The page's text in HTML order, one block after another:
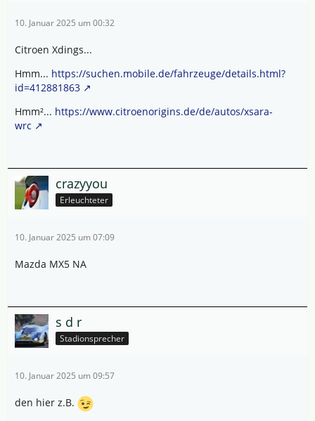
10. Januar 2025 um 00:32
Citroen Xdings...
Hmm... https://suchen.mobile.de/fahrzeuge/details.html?
id=412881863
Hmm²... https://www.citroenorigins.de/de/autos/xsara-
wrc
crazyyou
Erleuchteter
10. Januar 2025 um 07:09
Mazda MX5 NA
s d r
Stadionsprecher
10. Januar 2025 um 09:57
den hier z.B.